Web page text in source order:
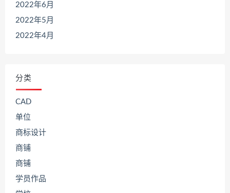
2022年6月
2022年5月
2022年4月
分类
CAD
单位
商标设计
商铺
商铺
学员作品